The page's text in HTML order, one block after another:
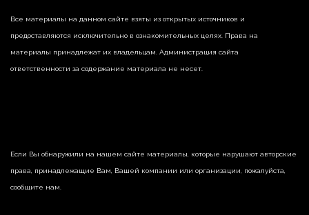
Все материалы на данном сайте взяты из открытых источников и
предоставляются исключительно в ознакомительных целях. Права на
материалы принадлежат их владельцам. Администрация сайта
ответственности за содержание материала не несет.
Если Вы обнаружили на нашем сайте материалы, которые нарушают авторские
права, принадлежащие Вам, Вашей компании или организации, пожалуйста,
сообщите нам.